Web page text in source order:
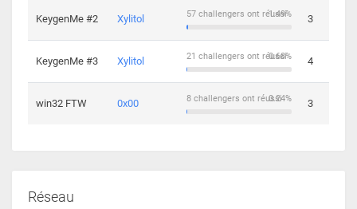
KeygenMe #2 Xylitol 1.49%
57 challengers ont réussi 3
KeygenMe #3 Xylitol 0.68%
21 challengers ont réussi 4
win32 FTW 0x00 0.24%
8 challengers ont réussi 3
Réseau